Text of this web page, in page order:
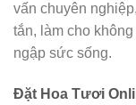
vấn chuyên
tắn, làm cho
ngập sức sống.
Đặt Hoa Tươi